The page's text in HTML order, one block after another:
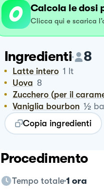
Calcola le dosi
Clicca qui e scarica
Ingredienti 8
Latte intero 1 lt
Uova 8
Zucchero (per il
Vaniglia bourbon ½
Copia ingredienti
Procedimento
Tempo totale 1 ora